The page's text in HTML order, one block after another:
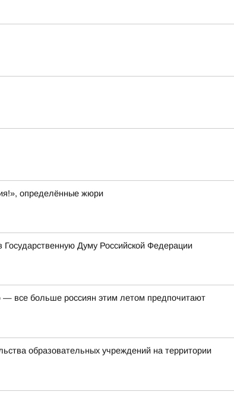
определённые жюри
Думу Российской Федерации
— все больше россиян этим летом предпочитают
образовательных учреждений на территории